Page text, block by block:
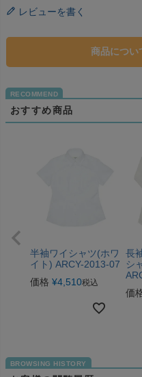
レビューを書く
商品につい
おすすめ商品
半袖ワイシャツ(ホワ
イト) ARCY-2013-07
価格 ¥4,510税込
長
シ
価